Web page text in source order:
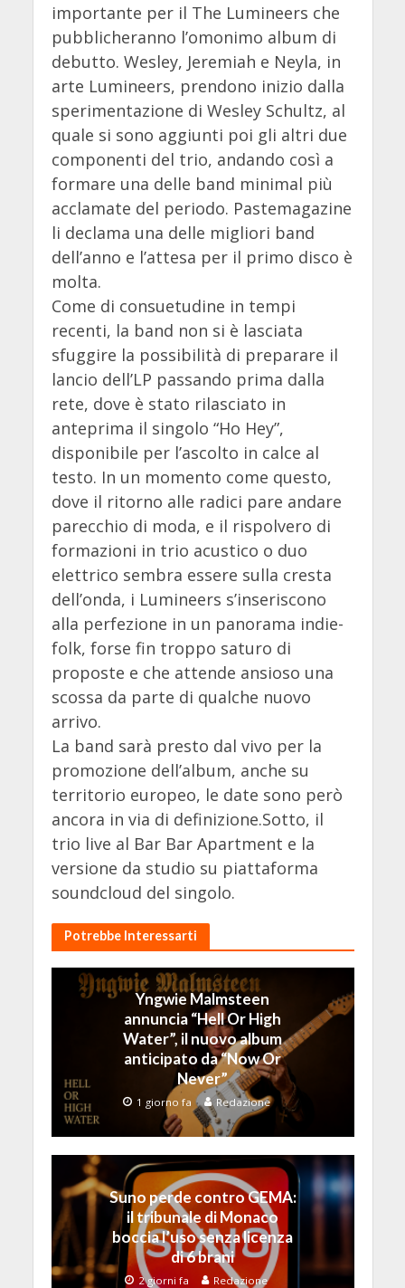
importante per il The Lumineers che
pubblicheranno l’omonimo album di
debutto. Wesley, Jeremiah e Neyla, in
arte Lumineers, prendono inizio dalla
sperimentazione di Wesley Schultz, al
quale si sono aggiunti poi gli altri due
componenti del trio, andando così a
formare una delle band minimal più
acclamate del periodo. Pastemagazine
li declama una delle migliori band
dell’anno e l’attesa per il primo disco è
molta.
Come di consuetudine in tempi
recenti, la band non si è lasciata
sfuggire la possibilità di preparare il
lancio dell’LP passando prima dalla
rete, dove è stato rilasciato in
anteprima il singolo “Ho Hey”,
disponibile per l’ascolto in calce al
testo. In un momento come questo,
dove il ritorno alle radici pare andare
parecchio di moda, e il rispolvero di
formazioni in trio acustico o duo
elettrico sembra essere sulla cresta
dell’onda, i Lumineers s’inseriscono
alla perfezione in un panorama indie-
folk, forse fin troppo saturo di
proposte e che attende ansioso una
scossa da parte di qualche nuovo
arrivo.
La band sarà presto dal vivo per la
promozione dell’album, anche su
territorio europeo, le date sono però
ancora in via di definizione.Sotto, il
trio live al Bar Bar Apartment e la
versione da studio su piattaforma
soundcloud del singolo.
Potrebbe Interessarti
Yngwie Malmsteen
annuncia “Hell Or High
Water”, il nuovo album
anticipato da “Now Or
Never”
1 giorno fa Redazione
Suno perde contro GEMA:
il tribunale di Monaco
boccia l’uso senza licenza
di 6 brani
2 giorni fa Redazione